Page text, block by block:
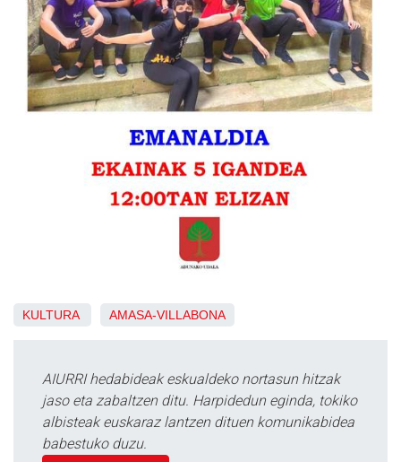
KULTURA AMASA-VILLABONA
AIURRI hedabideak eskualdeko nortasun hitzak
jaso eta zabaltzen ditu. Harpidedun eginda, tokiko
albisteak euskaraz lantzen dituen komunikabidea
babestuko duzu.